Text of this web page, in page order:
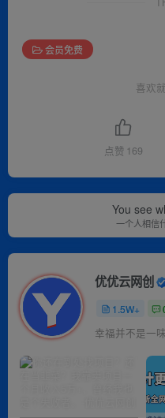
会员免费
喜欢
点赞 169
You see
一个人相信
优优云网创
1.5W+